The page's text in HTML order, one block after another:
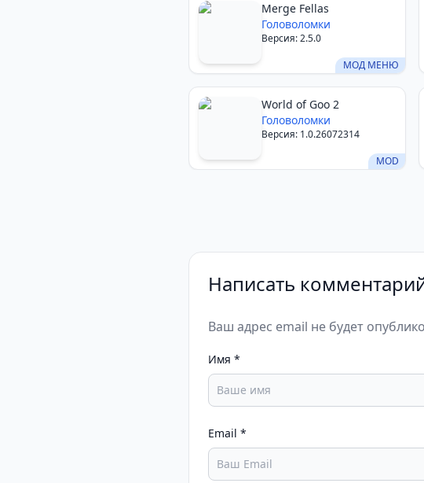
МОД МЕНЮ
Merge Fellas
Головоломки
Версия: 2.5.0
MOD
World of Goo 2
Головоломки
Версия: 1.0.26072314
Написать
Ваш адрес email не будет
Имя *
Email *